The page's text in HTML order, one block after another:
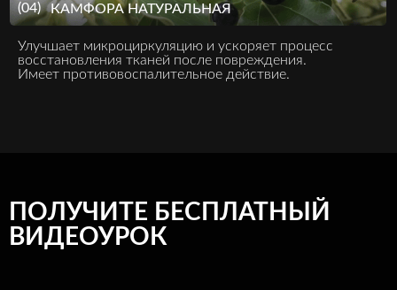
(04) КАМФОРА НАТУРАЛЬНАЯ
Улучшает микроциркуляцию и ускоряет процесс
восстановления тканей после повреждения.
Имеет противовоспалительное действие.
ПОЛУЧИТЕ БЕСПЛАТНЫЙ
ВИДЕОУРОК